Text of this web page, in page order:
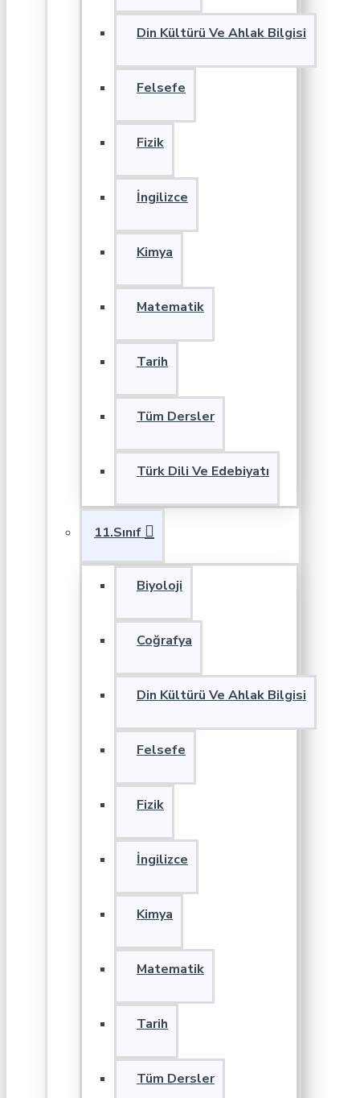
Din Kültürü Ve Ahlak Bilgisi
Felsefe
Fizik
İngilizce
Kimya
Matematik
Tarih
Tüm Dersler
Türk Dili Ve Edebiyatı
11.Sınıf
Biyoloji
Coğrafya
Din Kültürü Ve Ahlak Bilgisi
Felsefe
Fizik
İngilizce
Kimya
Matematik
Tarih
Tüm Dersler